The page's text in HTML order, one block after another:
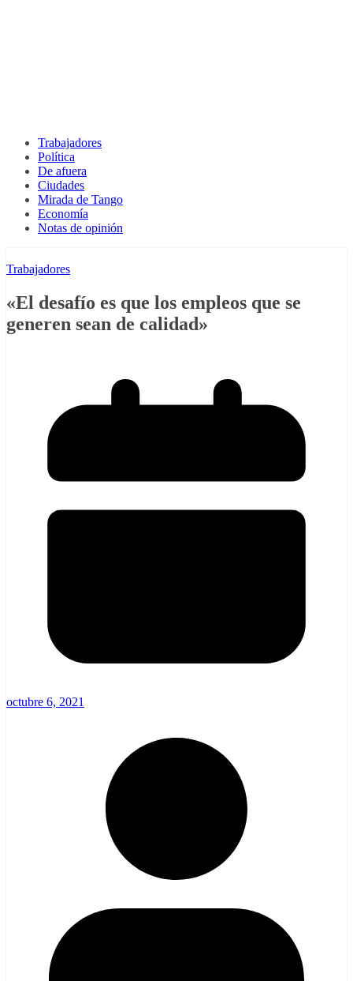
Trabajadores
Política
De afuera
Ciudades
Mirada de Tango
Economía
Notas de opinión
Trabajadores
«El desafío es que los empleos que se
generen sean de calidad»
octubre 6, 2021